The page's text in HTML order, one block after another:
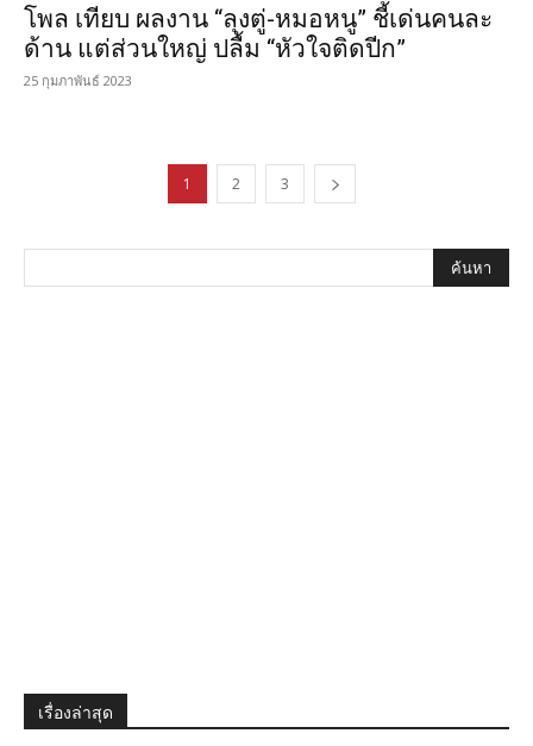
โพล เทียบ ผลงาน “ลุงตู่-หมอหนู” ชี้เด่นคนละ
ด้าน แต่ส่วนใหญ่ ปลื้ม “หัวใจติดปีก”
25 กุมภาพันธ์ 2023
1 2 3
เรื่องล่าสุด